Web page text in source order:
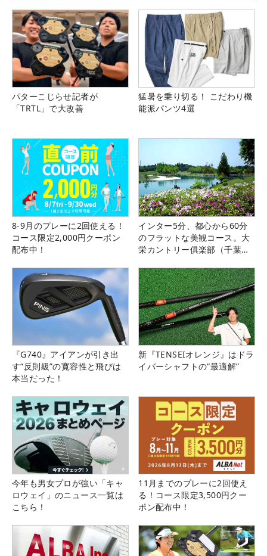
パターこじらせ記者が
「TRTL」で大改善
猛暑を乗り切る！ こだわり機
能派パンツ4選
8-9月のプレーに2回使える！
コース限定2,000円クーポン
配布中！
インター5分、都心から60分
のフラットな美観コース。大
栄カントリー俱楽部（千葉
『G740』アイアンが引き出
す“反則級”の寛容性と飛びは
本当だった！
新『TENSEIオレンジ』はドラ
イバーシャフトの“最適解”
今年も男女プロが強い「キャ
ロウェイ」のニュース一覧は
こちら！
11月までのプレーに2回使え
る！コース限定3,500円クー
ポン配布中！